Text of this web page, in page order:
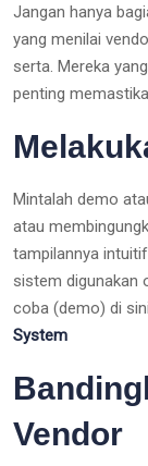
Jangan hanya
yang menilai
serta. Mereka
penting
Mintalah demo
atau
tampilannya
sistem digunakan
coba (demo) di sini
System
Vendor